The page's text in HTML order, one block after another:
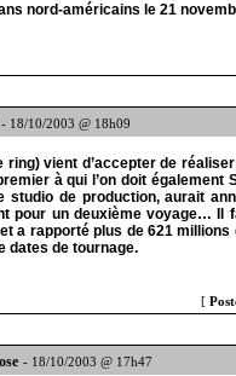
nord-américains le 21
- 18/10/2003 @ 18h09
ring) vient d’accepter de
à qui l’on doit également
studio de production, aurait
pour un deuxième voyage… Il
a rapporté plus de 621
dates de tournage.
[
- 18/10/2003 @ 17h47